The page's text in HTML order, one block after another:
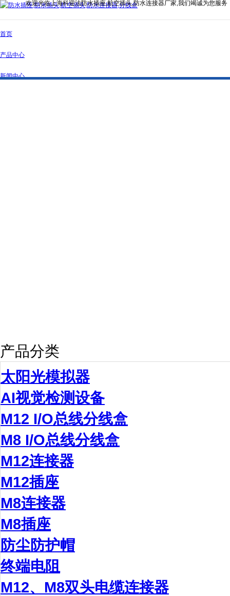
欢迎光临上海科迎法防水插座,航空插头,防水连接器厂家,我们竭诚为您服务
首页
产品中心
新闻中心
产品分类
太阳光模拟器
AI视觉检测设备
M12 I/O总线分线盒
M8 I/O总线分线盒
M12连接器
M12插座
M8连接器
M8插座
防尘防护帽
终端电阻
M12、M8双头电缆连接器